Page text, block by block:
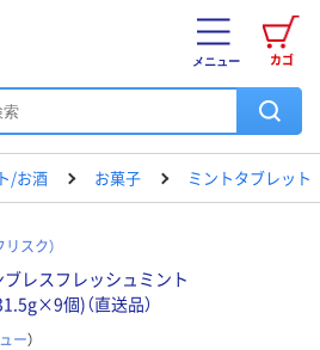
カゴ
メニュー
/お酒 お菓子 ミントタブレット
リスク）
レスフレッシュミント
個)（直送品）
ー）